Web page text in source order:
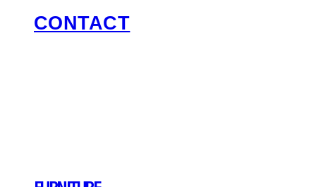
CONTACT